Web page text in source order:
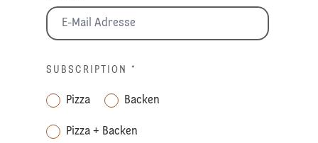
SUBSCRIPTION *
Pizza Backen
Pizza + Backen